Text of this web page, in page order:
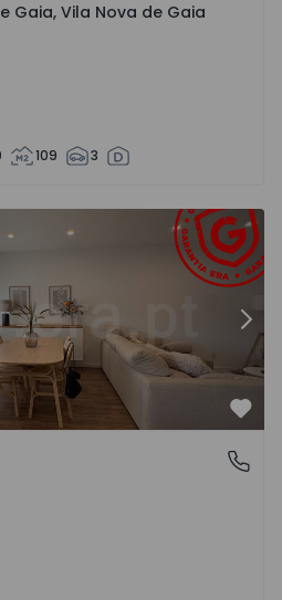
Gaia, Vila Nova de Gaia
109 3
Vimeiro - 1575406 - 1